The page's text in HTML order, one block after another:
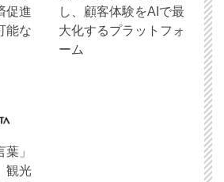
促進
能な
し、顧客体験をAIで最
大化するプラットフォ
ーム
」
観光